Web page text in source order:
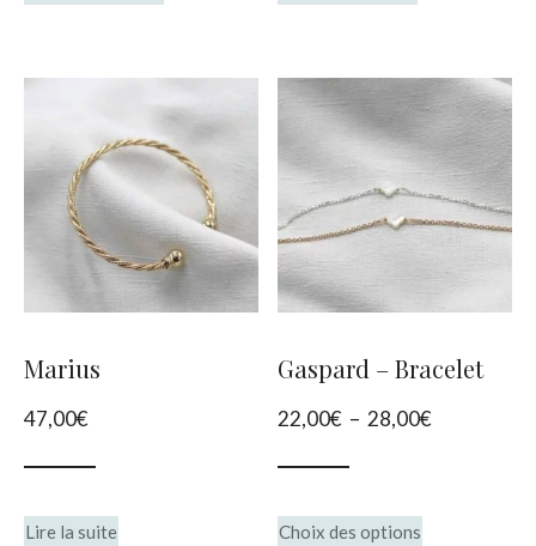
Marius
47,00€
Lire la suite
Gaspard – Bracelet
22,00€ – 28,00€
Choix des optionsCe